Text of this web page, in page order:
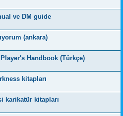
ve DM guide
(ankara)
Handbook (Türkçe)
kitapları
karikatür kitapları